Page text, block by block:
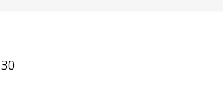
30